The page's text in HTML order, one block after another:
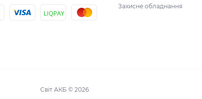
Захисне обладнання
Світ АКБ © 2026